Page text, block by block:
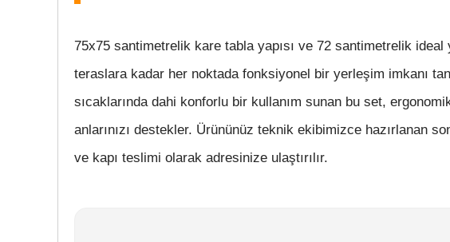
75x75 santimetrelik kare tabla yapısı ve 72 santimetrelik
teraslara kadar her noktada fonksiyonel bir yerleşim imkanı
sıcaklarında dahi konforlu bir kullanım sunan bu set,
anlarınızı destekler. Ürününüz teknik ekibimizce hazırlanan
ve kapı teslimi olarak adresinize ulaştırılır.